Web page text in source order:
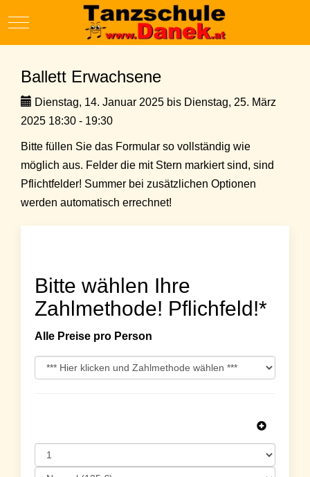
Mobile Menu Toggle
Ballett Erwachsene
Dienstag, 14. Januar 2025 bis Dienstag, 25. März
2025 18:30 - 19:30
Bitte füllen Sie das Formular so vollständig wie
möglich aus. Felder die mit Stern markiert sind, sind
Pflichtfelder! Summer bei zusätzlichen Optionen
werden automatisch errechnet!
Bitte wählen Ihre
Zahlmethode! Pflichfeld!*
Alle Preise pro Person